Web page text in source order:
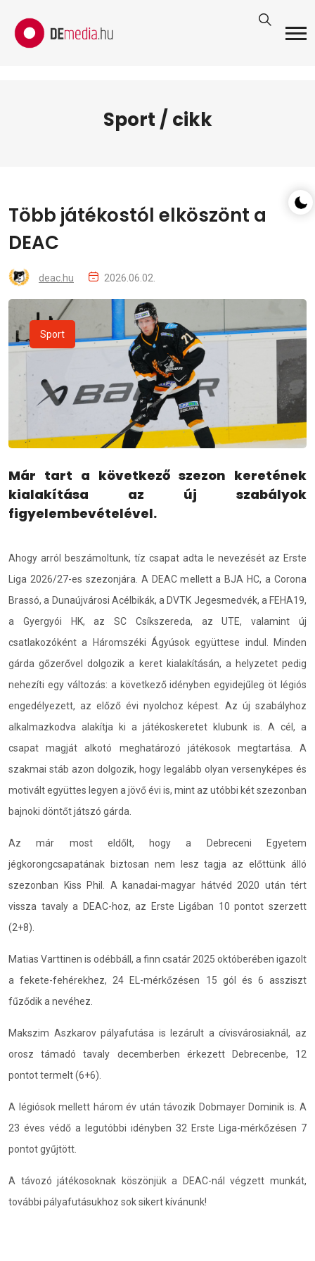
Sport / cikk
Több játékostól elköszönt a
DEAC
deac.hu 2026.06.02.
Sport
Már tart a következő szezon keretének
kialakítása az új szabályok
figyelembevételével.
Ahogy arról beszámoltunk, tíz csapat adta le nevezését az Erste
Liga 2026/27-es szezonjára. A DEAC mellett a BJA HC, a Corona
Brassó, a Dunaújvárosi Acélbikák, a DVTK Jegesmedvék, a FEHA19,
a Gyergyói HK, az SC Csíkszereda, az UTE, valamint új
csatlakozóként a Háromszéki Ágyúsok együttese indul. Minden
gárda gőzerővel dolgozik a keret kialakításán, a helyzetet pedig
nehezíti egy változás: a következő idényben egyidejűleg öt légiós
engedélyezett, az előző évi nyolchoz képest. Az új szabályhoz
alkalmazkodva alakítja ki a játékoskeretet klubunk is. A cél, a
csapat magját alkotó meghatározó játékosok megtartása. A
szakmai stáb azon dolgozik, hogy legalább olyan versenyképes és
motivált együttes legyen a jövő évi is, mint az utóbbi két szezonban
bajnoki döntőt játszó gárda.
Az már most eldőlt, hogy a Debreceni Egyetem
jégkorongcsapatának biztosan nem lesz tagja az előttünk álló
szezonban Kiss Phil. A kanadai-magyar hátvéd 2020 után tért
vissza tavaly a DEAC-hoz, az Erste Ligában 10 pontot szerzett
(2+8).
Matias Varttinen is odébbáll, a finn csatár 2025 októberében igazolt
a fekete-fehérekhez, 24 EL-mérkőzésen 15 gól és 6 assziszt
fűződik a nevéhez.
Makszim Aszkarov pályafutása is lezárult a cívisvárosiaknál, az
orosz támadó tavaly decemberben érkezett Debrecenbe, 12
pontot termelt (6+6).
A légiósok mellett három év után távozik Dobmayer Dominik is. A
23 éves védő a legutóbbi idényben 32 Erste Liga-mérkőzésen 7
pontot gyűjtött.
A távozó játékosoknak köszönjük a DEAC-nál végzett munkát,
további pályafutásukhoz sok sikert kívánunk!